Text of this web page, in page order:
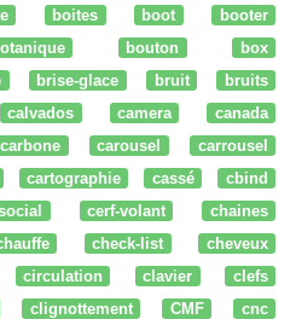
boites boot
booter
bouton
box
brise-glace bruit
bruits
calvados camera
canada
carbone carousel
carrousel
cartographie cassé
cbind
cerf-volant
chaines
check-list
cheveux
circulation clavier
clefs
clignottement CMF
cnc